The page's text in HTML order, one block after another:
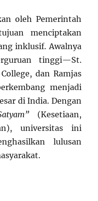
oleh Pemerintah
menciptakan
inklusif. Awalnya
tinggi—St.
dan Ramjas
menjadi
di India. Dengan
(Kesetiaan,
universitas ini
lulusan